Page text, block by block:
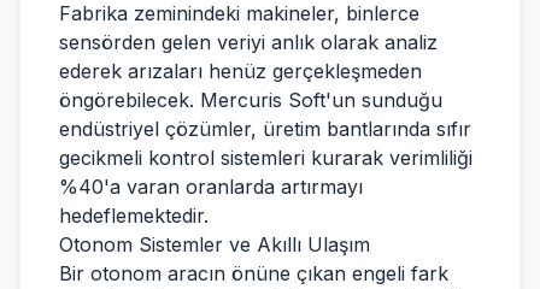
Fabrika zeminindeki makineler, binlerce
sensörden gelen veriyi anlık olarak analiz
ederek arızaları henüz gerçekleşmeden
öngörebilecek. Mercuris Soft'un sunduğu
endüstriyel çözümler, üretim bantlarında sıfır
gecikmeli kontrol sistemleri kurarak verimliliği
%40'a varan oranlarda artırmayı
hedeflemektedir.
Otonom Sistemler ve Akıllı Ulaşım
Bir otonom aracın önüne çıkan engeli fark